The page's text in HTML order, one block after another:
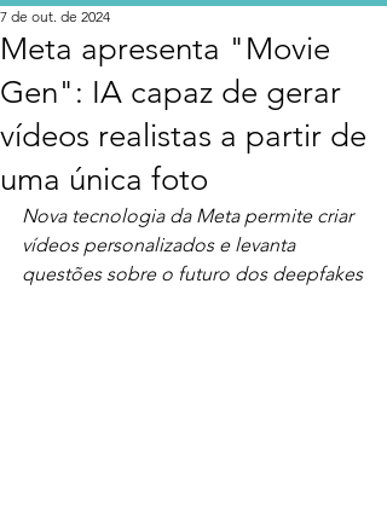
Meta apresenta "Movie
Gen": IA capaz de gerar
vídeos realistas a partir de
uma única foto
7 de out. de 2024
Nova tecnologia da Meta permite criar
vídeos personalizados e levanta
questões sobre o futuro dos deepfakes